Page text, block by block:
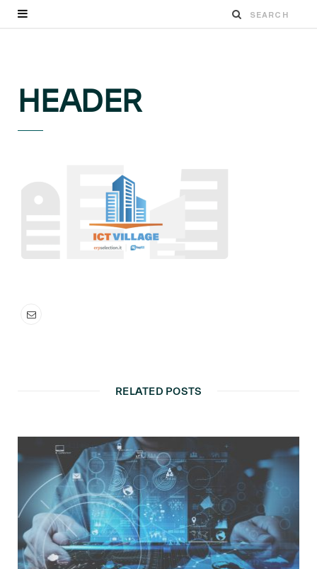
HEADER
RELATED POSTS